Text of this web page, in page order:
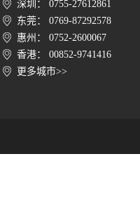
深圳： 0755-27612861
东莞： 0769-87292578
惠州： 0752-2600067
香港： 00852-9741416
更多城市>>